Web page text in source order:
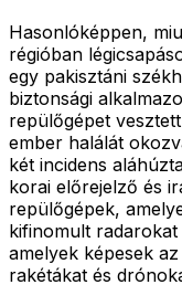
Hasonlóképpen,
régióban
egy pakisztáni
biztonsági
repülőgépet
ember halálát
két incidens
korai előrejelző és
repülőgépek,
kifinomult
amelyek képesek
rakétákat és